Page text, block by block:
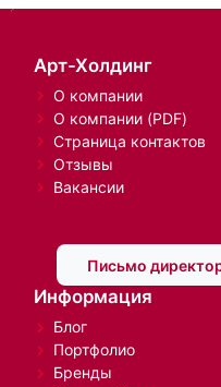
Арт-Холдинг
О компании
О компании (PDF)
Страница контактов
Отзывы
Письмо
Информация
Блог
Портфолио